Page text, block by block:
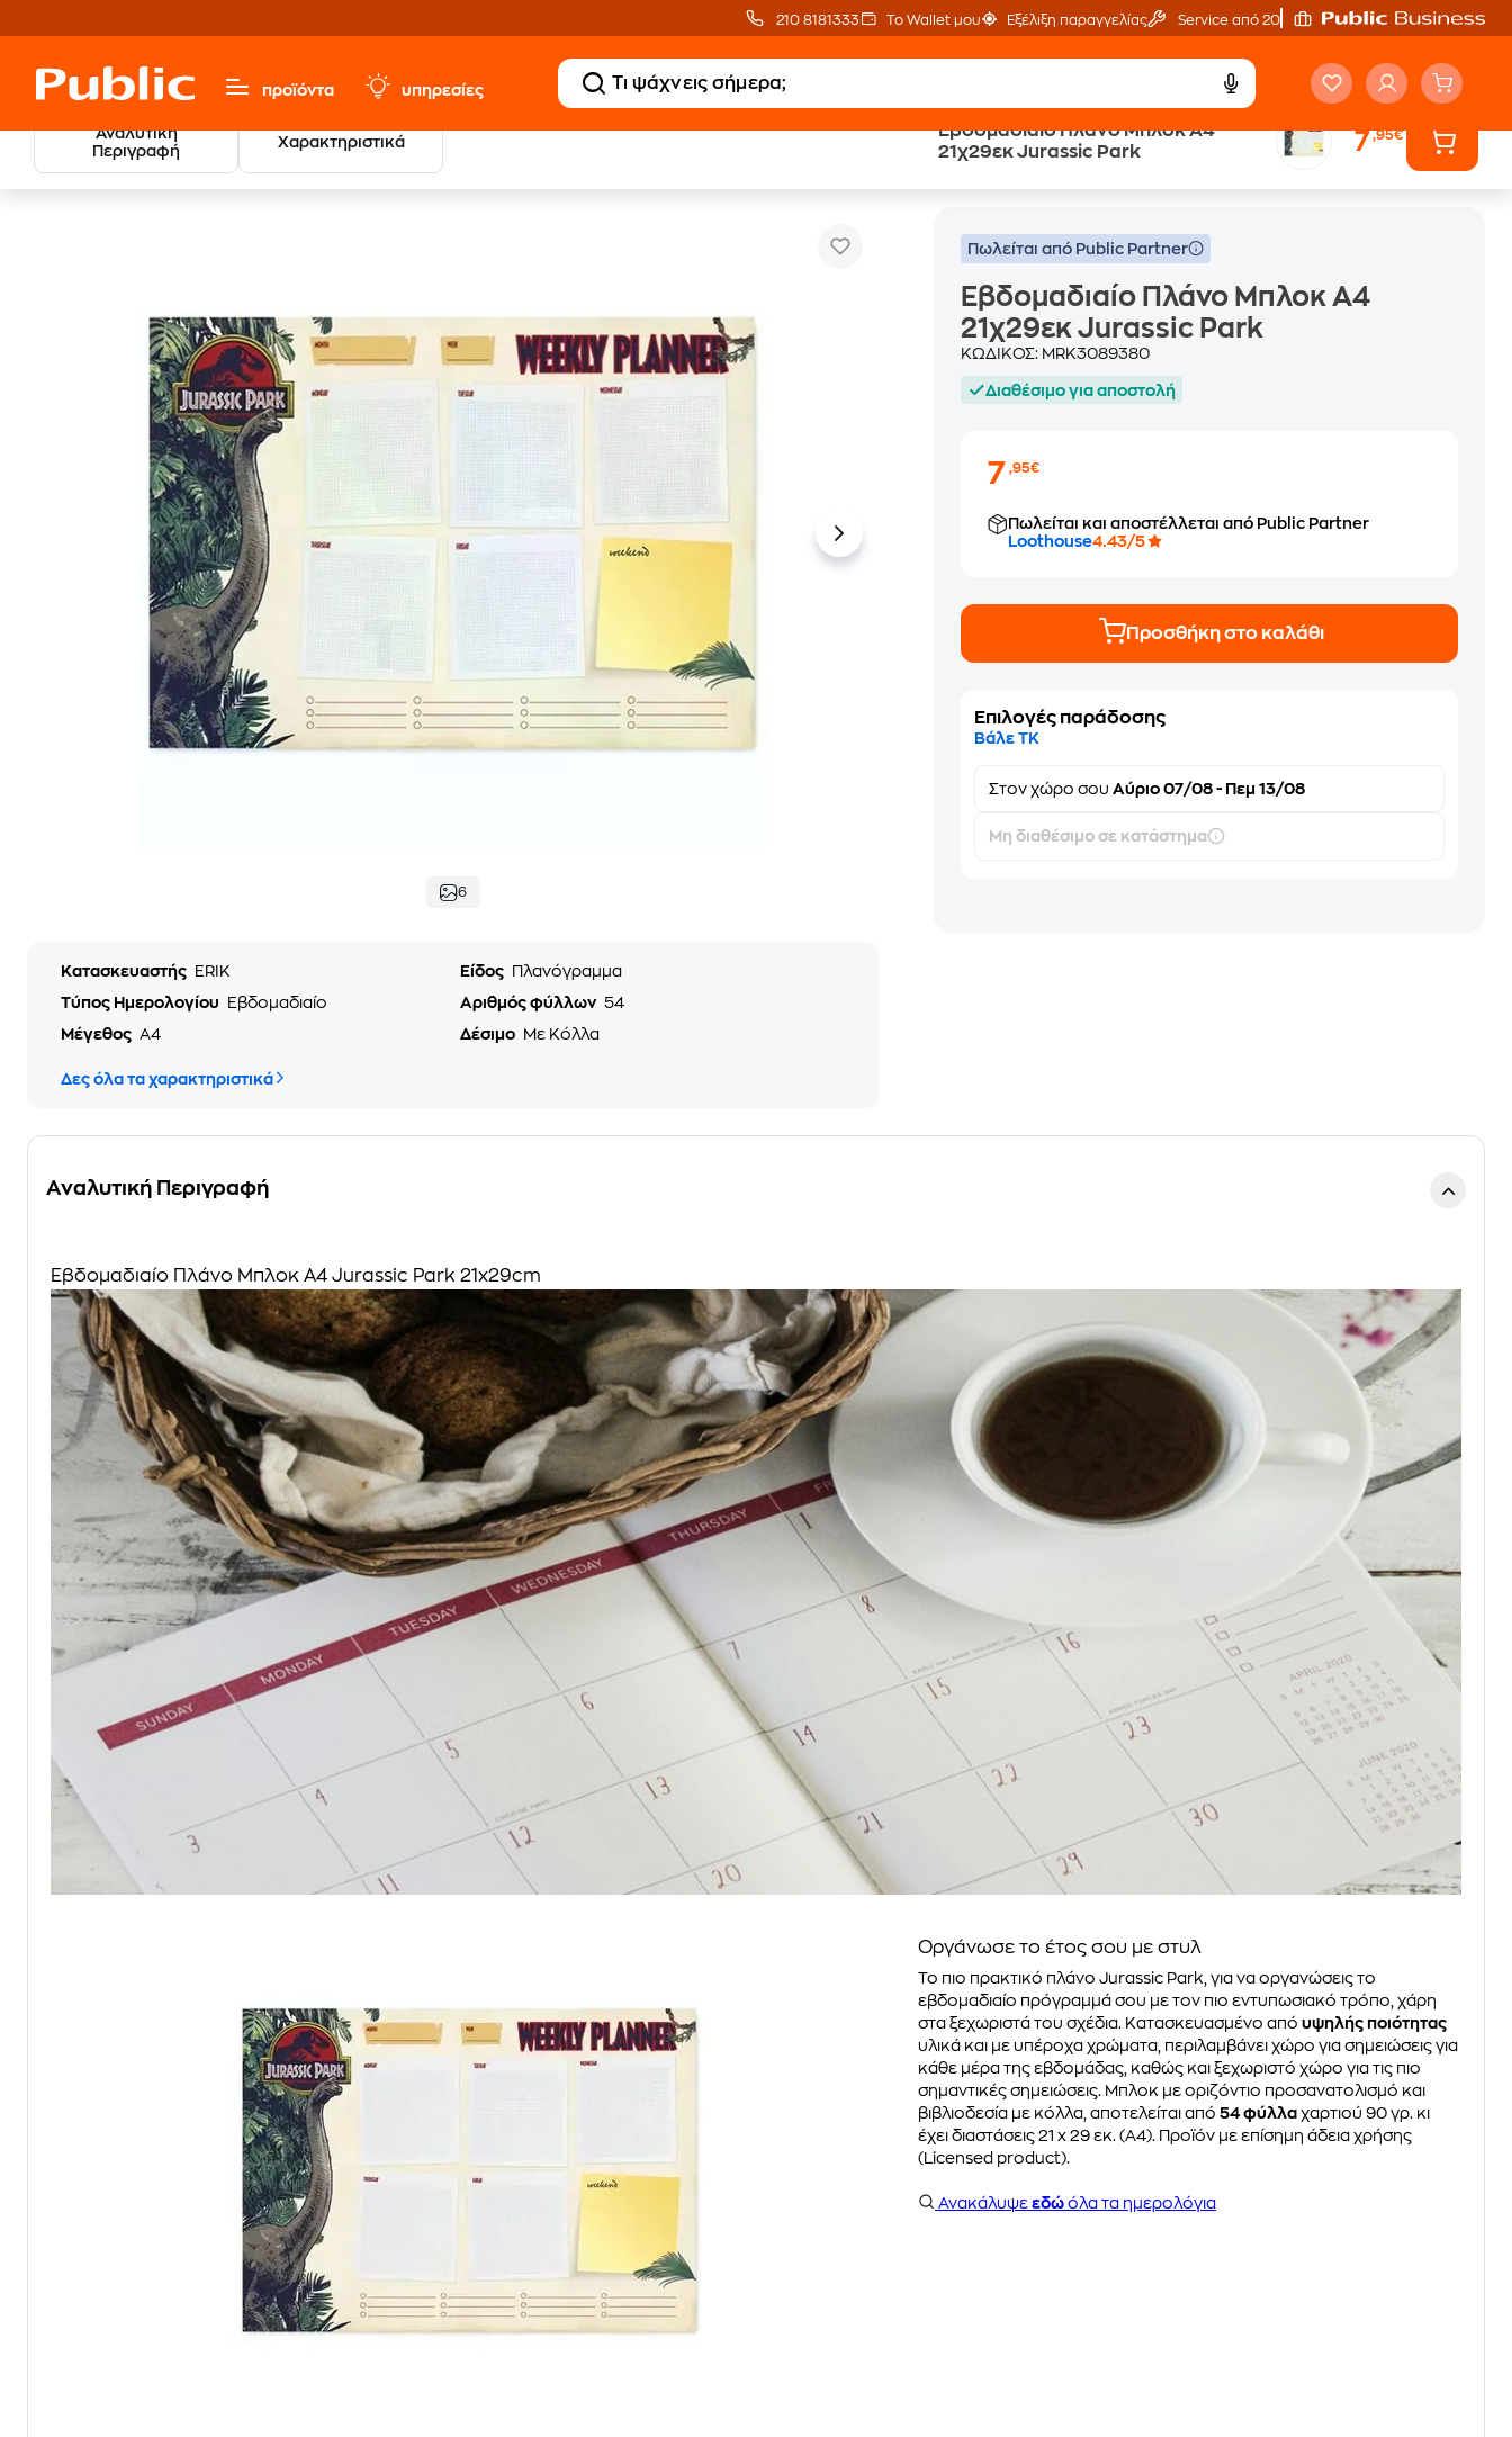
210 8181333 Το Wallet μου Εξέλιξη παραγγελίας Service από 20'
προϊόντα υπηρεσίες
Αναλυτική
Περιγραφή
Χαρακτηριστικά
Εβδομαδιαίο Πλάνο Μπλοκ A4
21χ29εκ Jurassic Park
7,95€
Χαρτικά & Γραφική Ύλη
6
Κατασκευαστής ERIK Είδος
Πλανόγραμμα
Τύπος Ημερολογίου
Εβδομαδιαίο Αριθμός φύλλων 54
Μέγεθος Α4 Δέσιμο Με Κόλλα
Δες όλα τα χαρακτηριστικά
Πωλείται από Public Partner
Εβδομαδιαίο Πλάνο Μπλοκ A4
21χ29εκ Jurassic Park
ΚΩΔΙΚΟΣ: MRK3089380
Διαθέσιμο για αποστολή
7,95€
Πωλείται και αποστέλλεται από Public Partner
Loothouse4.43/5
Προσθήκη στο καλάθι
Επιλογές παράδοσης
Βάλε ΤΚ
Στονχώρο σου Αύριο 07/08 - Πεμ 13/08
Μη διαθέσιμο σε κατάστημα
Αναλυτική Περιγραφή
Εβδομαδιαίο Πλάνο Μπλοκ A4 Jurassic Park 21x29cm
Οργάνωσε το έτος σου με στυλ
Το πιο πρακτικό πλάνο Jurassic Park, για να οργανώσεις το
εβδομαδιαίο πρόγραμμά σου με τον πιο εντυπωσιακό τρόπο, χάρη
στα ξεχωριστά του σχέδια. Κατασκευασμένο από υψηλής ποιότητας
υλικά και με υπέροχα χρώματα, περιλαμβάνει χώρο για σημειώσεις για
κάθε μέρα της εβδομάδας, καθώς και ξεχωριστό χώρο για τις πιο
σημαντικές σημειώσεις. Μπλοκ με οριζόντιο προσανατολισμό και
βιβλιοδεσία με κόλλα, αποτελείται από 54 φύλλα χαρτιού 90 γρ. κι
έχει διαστάσεις 21 x 29 εκ. (Α4). Προϊόν με επίσημη άδεια χρήσης
(Licensed product).
Ανακάλυψε εδώ όλα τα ημερολόγια